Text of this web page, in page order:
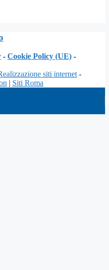
- Cookie Policy (UE) -
siti internet -
| Siti Roma